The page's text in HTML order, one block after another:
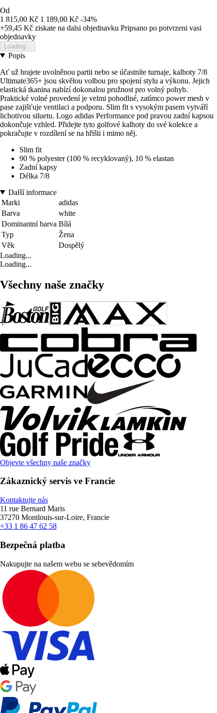
Od
1 815,00 Kč 1 189,00 Kč -34%
+59,45 Kč ziskate na dalsi objednavku Pripsano po potvrzeni vasi
objednavky
Loading...
Popis
Ať už hrajete uvolněnou partii nebo se účastníte turnaje, kalhoty 7/8
Ultimate365+ jsou skvělou volbou pro spojení stylu a výkonu. Jejich
elastická tkanina nabízí dokonalou pružnost pro volný pohyb.
Praktické volné provedení je velmi pohodlné, zatímco power mesh v
pase zajišťuje ventilaci a podporu. Slim fit s vysokým pasem vytváří
lichotivou siluetu. Logo adidas Performance pod pravou zadní kapsou
dokončuje vzhled. Přidejte tyto golfové kalhoty do své kolekce a
pokračujte v rozdílení se na hřišti i mimo něj.
Slim fit
90 % polyester (100 % recyklovaný), 10 % elastan
Zadní kapsy
Délka 7/8
Další informace
Marki
adidas
Barva
white
Dominantní barva Bílá
Typ
Žena
Věk
Dospělý
Loading...
Loading...
Všechny naše značky
Objevte všechny naše značky
Zákaznický servis ve Francie
Kontaktujte nás
11 rue Bernard Maris
37270 Montlouis-sur-Loire, Francie
+33 1 86 47 62 58
Bezpečná platba
Nakupujte na našem webu se sebevědomím